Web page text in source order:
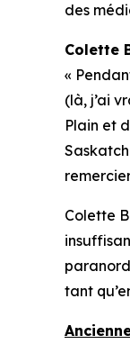
des
Colette
«
(là, j’ai
Plain et
Colette
tant